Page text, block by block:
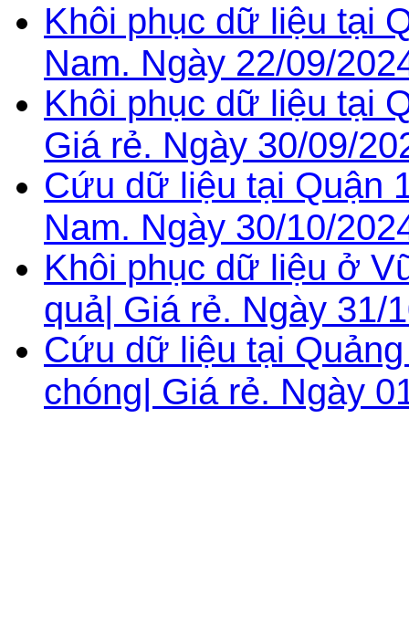
Khôi phục dữ liệu tại
Nam. Ngày 22/09/
Khôi phục dữ liệu tại
Giá rẻ. Ngày 30/09/
Cứu dữ liệu tại Quận
Nam. Ngày 30/10/
Khôi phục dữ liệu ở
quả| Giá rẻ. Ngày 31/
Cứu dữ liệu tại
chóng| Giá rẻ. Ngày